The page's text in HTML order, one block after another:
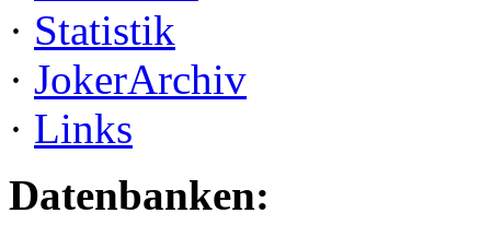
· Statistik
· JokerArchiv
· Links
Datenbanken: